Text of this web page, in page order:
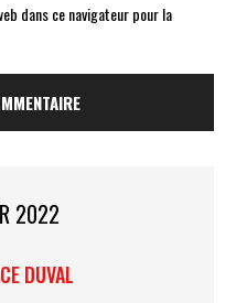
dans ce navigateur pour la
2022
DUVAL